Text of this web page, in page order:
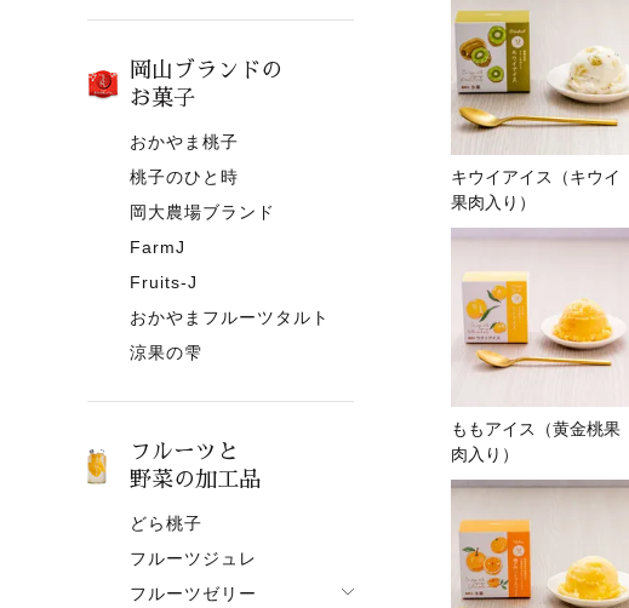
岡山ブランドの
お菓子
おかやま桃子
桃子のひと時
岡大農場ブランド
FarmJ
Fruits-J
おかやまフルーツタルト
涼果の雫
フルーツと
野菜の加工品
どら桃子
フルーツジュレ
フルーツゼリー
キウイアイス（キウイ
果肉入り）
ももアイス（黄金桃果
肉入り）